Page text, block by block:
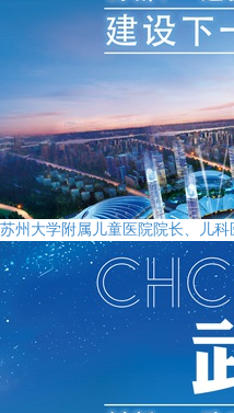
苏州大学附属儿童医院院长、儿